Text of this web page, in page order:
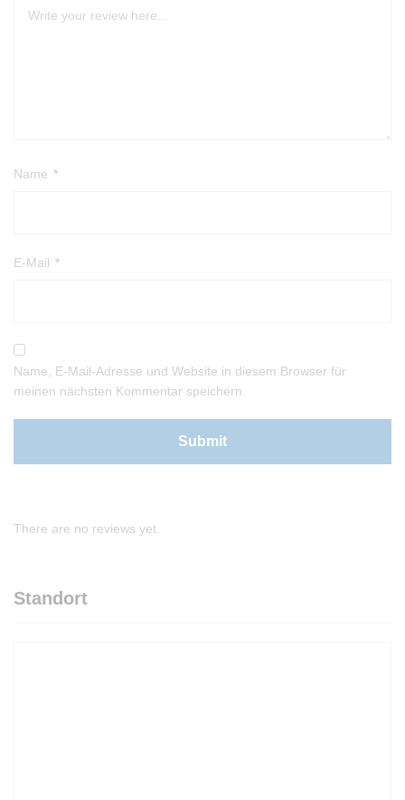
Name *
E-Mail *
Name, E-Mail-Adresse und Website in diesem Browser für
meinen nächsten Kommentar speichern.
There are no reviews yet.
Standort